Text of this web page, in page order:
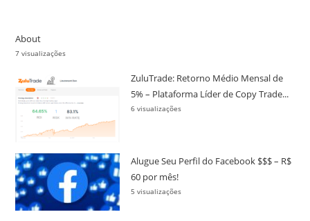
About
7 visualizações
ZuluTrade: Retorno Médio Mensal de
5% – Plataforma Líder de Copy Trade...
6 visualizações
Alugue Seu Perfil do Facebook $$$ – R$
60 por mês!
5 visualizações